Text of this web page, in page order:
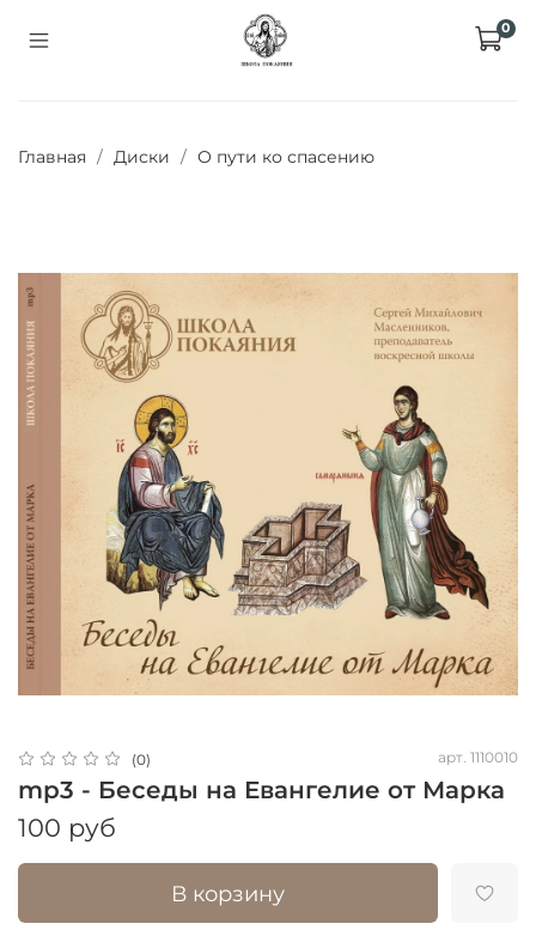
0
Главная Диски О пути ко спасению
(0) арт. 1110010
mp3 - Беседы на Евангелие от Марка
100 руб
В корзину